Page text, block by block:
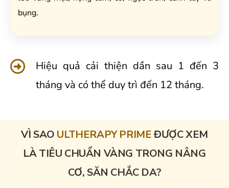
bụng.
Hiệu quả cải thiện dần sau 1 đến 3
tháng và có thể duy trì đến 12 tháng.
VÌ SAO ULTHERAPY PRIMEĐƯỢC XEM
LÀ TIÊU CHUẨN VÀNG TRONG NÂNG
CƠ, SĂN CHẮC DA?